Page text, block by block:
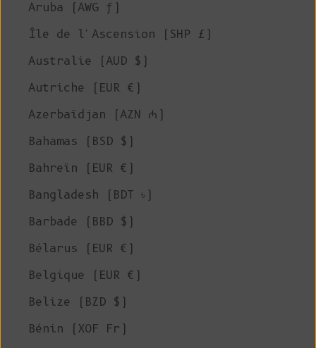
Aruba (AWG ƒ)
Île de l'Ascension (SHP £)
Australie (AUD $)
Autriche (EUR €)
Azerbaïdjan (AZN ₼)
Bahamas (BSD $)
Bahreïn (EUR €)
Bangladesh (BDT ৳)
Barbade (BBD $)
Bélarus (EUR €)
Belgique (EUR €)
Belize (BZD $)
Bénin (XOF Fr)